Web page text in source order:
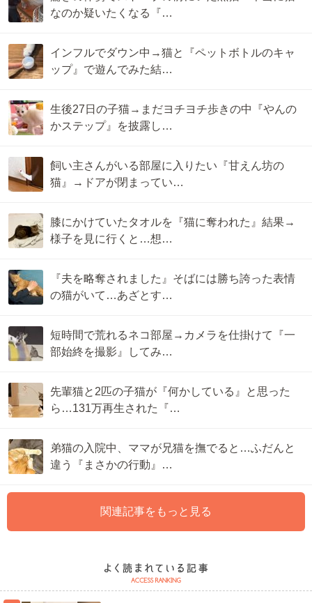
なのか疑いたくなる『…
インフルでダウン中→猫と『ペットボトルのキャ
ップ』で遊んでみた結…
生後27日の子猫→まだヨチヨチ歩きの中『やんの
かステップ』を披露し…
飼い主さんがいる部屋に入りたい『甘えん坊の
猫』→ドアが閉まってい…
膝にかけていたタオルを『猫に奪われた』結果→
様子を見に行くと…想…
『夫を略奪されました』そばには勝ち誇った表情
の猫がいて…あざとす…
短時間で荒れるネコ部屋→カメラを仕掛けて『一
部始終を撮影』してみ…
先輩猫と2匹の子猫が『何かしている』と思った
ら…131万再生された『…
弟猫の入院中、ママが兄猫を撫でると…ふだんと
違う『まさかの行動』…
関連記事をもっと見る